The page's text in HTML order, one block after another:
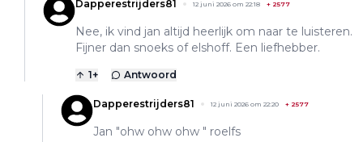
Dapperestrijders81 12 juni 2026 om 22:18 + 2577
Nee, ik vind jan altijd heerlijk om naar te luisteren.
Fijner dan snoeks of elshoff. Een liefhebber.
1+ Antwoord
Dapperestrijders81 12 juni 2026 om 22:20 + 2577
Jan "ohw ohw ohw " roelfs